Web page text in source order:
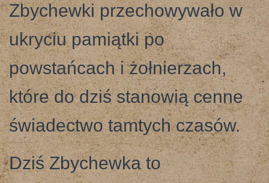
Zbychewki przechowywało w
ukryciu pamiątki po
powstańcach i żołnierzach,
które do dziś stanowią cenne
świadectwo tamtych czasów.
Dziś Zbychewka to